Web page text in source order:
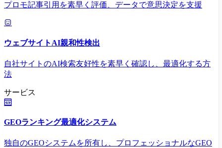
プロモ記事引用を素早く評価、データで意思決定を支援
ウェブサイトAI親和性検出
自社サイトのAI検索友好性を素早く確認し、最適化する方
法
サービス
GEOランキング最適化システム
独自のGEOシステムを所有し、プロフェッショナルなGEO